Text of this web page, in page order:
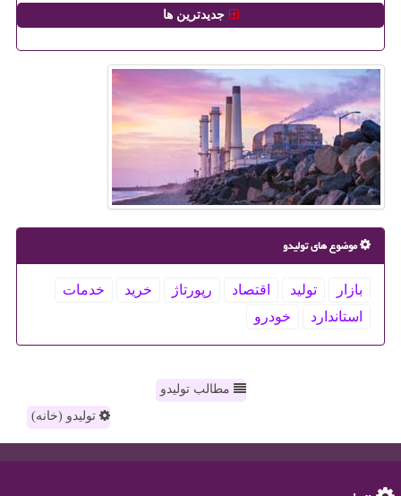
جدیدترین ها
موضوع های تولیدو
بازار تولید اقتصاد رپورتاژ خرید
خدمات
استاندارد
خودرو
مطالب تولیدو
تولیدو (خانه)